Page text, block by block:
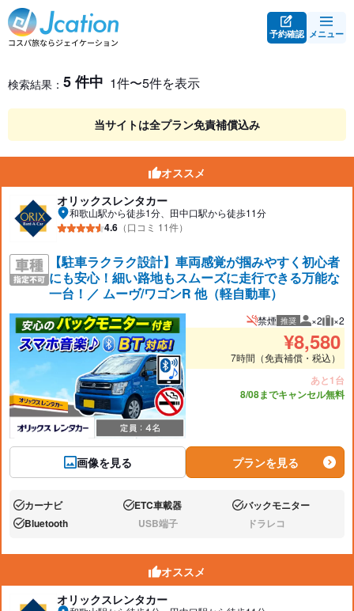
予約確認 メニュー
レンタカー検索・比較
レンタカー検索結果
検索結果： 5 件中 1件〜5件を表示
当サイトは全プラン免責補償込み
オススメ
オリックスレンタカー
和歌山駅から徒歩1分、田中口駅から徒歩11分
4.6 （口コミ 11件）
【駐車ラクラク設計】車両感覚が掴みやすく初心者
にも安心！細い路地もスムーズに走行できる万能な
一台！／ ムーヴ/ワゴンR 他（軽自動車）
画像を見る
禁煙 推奨 推奨人数
×2 推奨
×2
¥8,580
7時間（免責補償・税込）
あと1台
8/08までキャンセル無料
プランを見る
あり:カーナビ あり:ETC車載器 あり:バックモニター
あり:Bluetooth なし:USB端子 なし:ドラレコ
オススメ
オリックスレンタカー